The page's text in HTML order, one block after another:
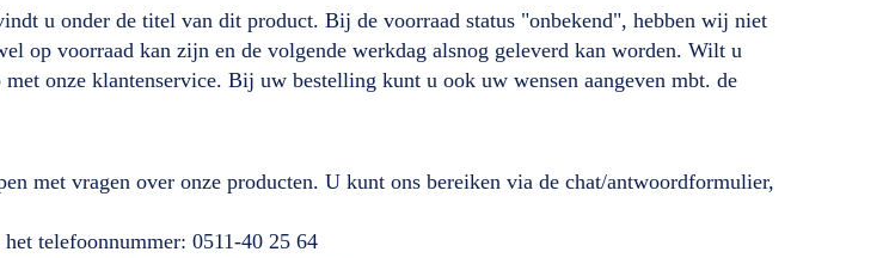
u onder de titel van dit product. Bij de voorraad status "onbekend", hebben wij niet
op voorraad kan zijn en de volgende werkdag alsnog geleverd kan worden. Wilt u
onze klantenservice. Bij uw bestelling kunt u ook uw wensen aangeven mbt. de
met vragen over onze producten. U kunt ons bereiken via de chat/antwoordformulier,
telefoonnummer: 0511-40 25 64